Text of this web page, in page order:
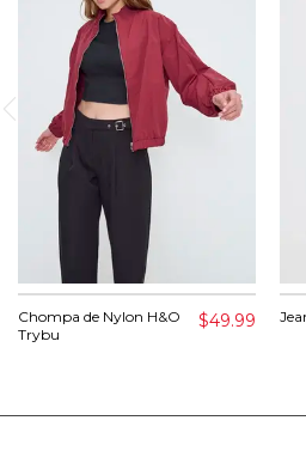
Chompa de Nylon H&O
Trybu
$49.99